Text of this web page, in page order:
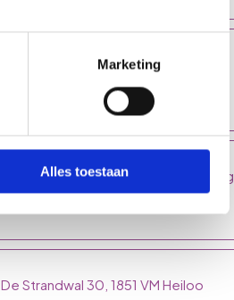
Marketing
Alles toestaan
Wollandje 1, 1483 WG De Rijp
Schoolstraat 4, 1751 CG Schagerbrug
De Strandwal 30, 1851 VM Heiloo